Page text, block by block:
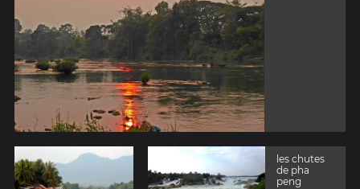
les chutes
de pha
peng